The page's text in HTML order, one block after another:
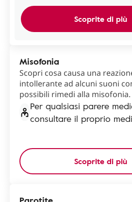
Scoprite di più
Misofonia
Scopri cosa causa una
intollerante ad alcuni suoni
possibili rimedi alla misofonia.
Per qualsiasi parere
consultare il proprio
Scoprite di più